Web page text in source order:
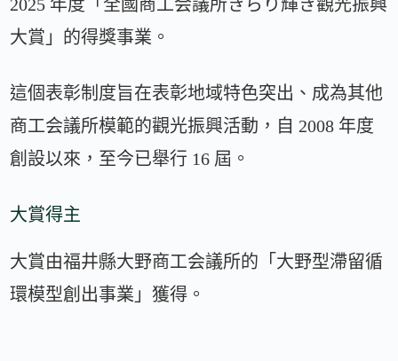
2025 年度「全國商工会議所きらり輝き觀光振興
大賞」的得獎事業。
這個表彰制度旨在表彰地域特色突出、成為其他
商工会議所模範的觀光振興活動，自 2008 年度
創設以來，至今已舉行 16 屆。
大賞得主
大賞由福井縣大野商工会議所的「大野型滯留循
環模型創出事業」獲得。